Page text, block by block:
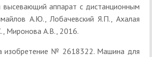
высевающий аппарат с дистанционным
А.Ю., Лобачевский Я.П., Ахалая
Миронова А.В., 2016.
изобретение № 2618322. Машина для